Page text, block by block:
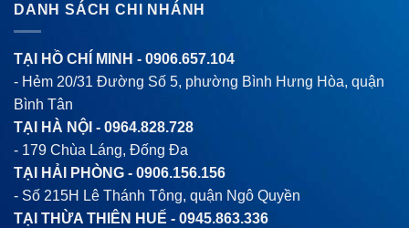
DANH SÁCH CHI NHÁNH
TẠI HỒ CHÍ MINH - 0906.657.104
- Hẻm 20/31 Đường Số 5, phường Bình Hưng Hòa, quận
Bình Tân
TẠI HÀ NỘI - 0964.828.728
- 179 Chùa Láng, Đống Đa
TẠI HẢI PHÒNG - 0906.156.156
- Số 215H Lê Thánh Tông, quận Ngô Quyền
TẠI THỪA THIÊN HUẾ - 0945.863.336